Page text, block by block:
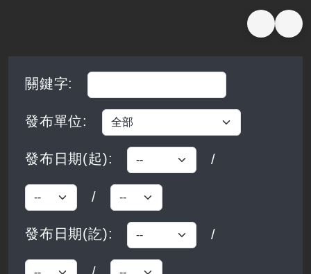
關鍵字:
發布單位:
發布日期(起): /
發布日期起-月
/
發布日期起-日
發布日期(訖): /